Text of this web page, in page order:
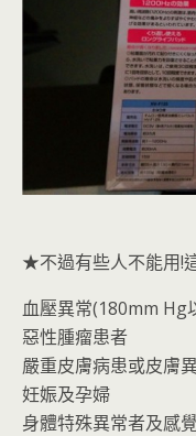
★不過有些人不能用!
血壓異常(180mm
惡性腫瘤患者
嚴重皮膚病患或皮膚
妊娠及孕婦
身體特殊異常者及感